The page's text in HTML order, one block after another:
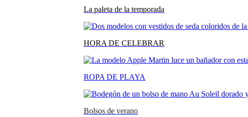
La paleta de la temporada
HORA DE CELEBRAR
ROPA DE PLAYA
Bolsos de verano